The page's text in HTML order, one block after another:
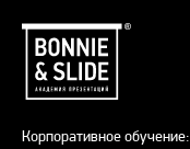
Корпоративное обучение: